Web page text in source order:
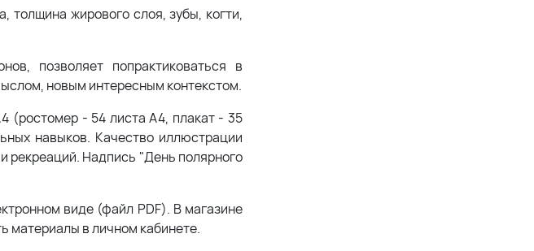
жирового слоя, зубы, когти,
позволяет попрактиковаться в
новым интересным контекстом.
(ростомер - 54 листа А4, плакат - 35
навыков. Качество иллюстрации
рекреаций. Надпись "День полярного
виде (файл PDF). В магазине
материалы в личном кабинете.